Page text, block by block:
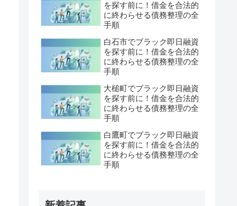
を探す前に！借金を合法的
に終わらせる債務整理の全
手順
白石市でブラック即日融資
を探す前に！借金を合法的
に終わらせる債務整理の全
手順
大槌町でブラック即日融資
を探す前に！借金を合法的
に終わらせる債務整理の全
手順
白鷹町でブラック即日融資
を探す前に！借金を合法的
に終わらせる債務整理の全
手順